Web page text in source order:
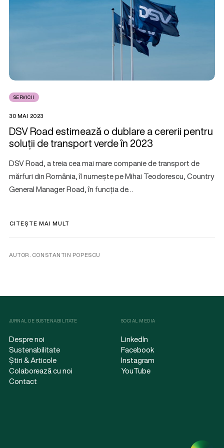
SERVICII
30 MAI 2023
DSV Road estimează o dublare a cererii pentru
soluții de transport verde în 2023
DSV Road, a treia cea mai mare companie de transport de
mărfuri din România, îl numește pe Mihai Teodorescu, Country
General Manager Road, în funcția de…
CITEȘTE MAI MULT
AUTOR. CONSTANTIN POPESCU
JURNAL DE SUSTENABILITATE
Despre noi
Sustenabilitate
Știri & Articole
Colaborează cu noi
Contact
SOCIAL MEDIA
LinkedIn
Facebook
Instagram
YouTube